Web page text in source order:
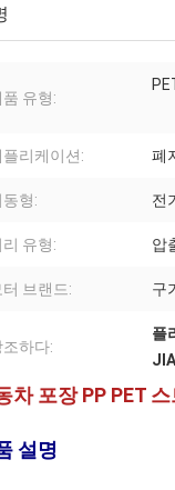
유형:
플리케이션: 폐
동형: 전
리 유형: 압
터 브랜드: 구
조하다:
플
차 포장 PP PET
설명